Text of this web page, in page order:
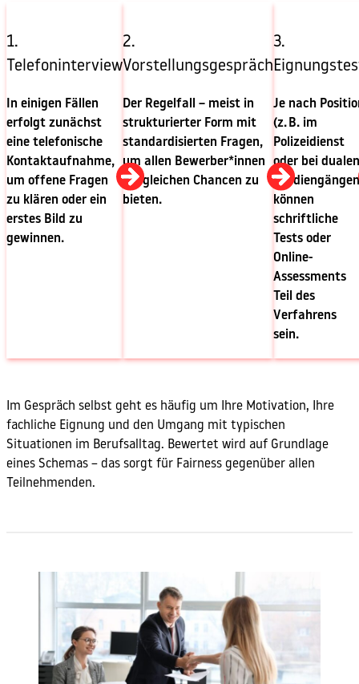
1.
Telefoninterview
In einigen Fällen
erfolgt zunächst
eine telefonische
Kontaktaufnahme,
um offene Fragen
zu klären oder ein
erstes Bild zu
gewinnen.
2.
Vorstellungsgespräch
Der Regelfall – meist in
strukturierter Form mit
standardisierten Fragen,
um allen Bewerber*innen
die gleichen Chancen zu
bieten.
3.
Je nach
(z. B. im
Polizeidienst
oder bei dualen
können
schriftliche
Tests oder
Online-
Assessments
Teil des
Verfahrens
sein.
Im Gespräch selbst geht es häufig um Ihre Motivation, Ihre
fachliche Eignung und den Umgang mit typischen
Situationen im Berufsalltag. Bewertet wird auf Grundlage
eines Schemas – das sorgt für Fairness gegenüber allen
Teilnehmenden.